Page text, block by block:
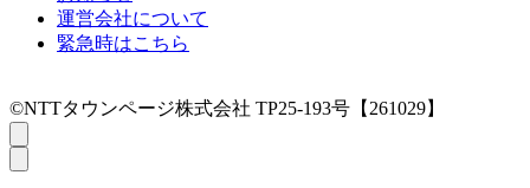
運営会社について
緊急時はこちら
©NTTタウンページ株式会社 TP25-193号【261029】